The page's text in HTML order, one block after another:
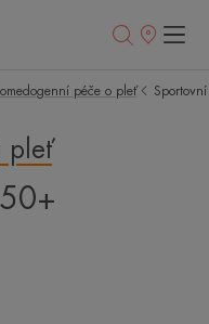
Prodejní
péče o pleť
pleť